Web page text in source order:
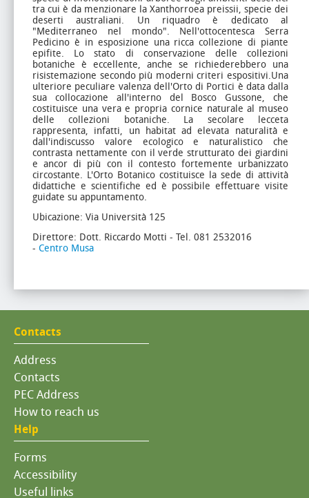
tra cui è da menzionare la Xanthorroea preissii, specie dei
deserti australiani. Un riquadro è dedicato al
"Mediterraneo nel mondo". Nell'ottocentesca Serra
Pedicino è in esposizione una ricca collezione di piante
epifite. Lo stato di conservazione delle collezioni
botaniche è eccellente, anche se richiederebbero una
risistemazione secondo più moderni criteri espositivi.Una
ulteriore peculiare valenza dell'Orto di Portici è data dalla
sua collocazione all'interno del Bosco Gussone, che
costituisce una vera e propria cornice naturale al museo
delle collezioni botaniche. La secolare lecceta
rappresenta, infatti, un habitat ad elevata naturalità e
dall'indiscusso valore ecologico e naturalistico che
contrasta nettamente con il verde strutturato dei giardini
e ancor di più con il contesto fortemente urbanizzato
circostante. L'Orto Botanico costituisce la sede di attività
didattiche e scientifiche ed è possibile effettuare visite
guidate su appuntamento.
Ubicazione: Via Università 125
Direttore: Dott. Riccardo Motti - Tel. 081 2532016
- Centro Musa
Contacts
Address
Contacts
PEC Address
How to reach us
Help
Forms
Accessibility
Useful links